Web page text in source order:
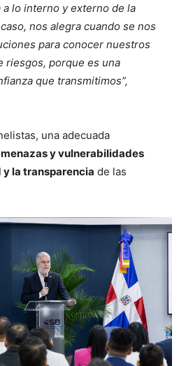
a lo interno y externo de la
nos alegra cuando se nos
para conocer nuestros
riesgos, porque es una
que transmitimos”,
una adecuada
y vulnerabilidades
la transparencia de las